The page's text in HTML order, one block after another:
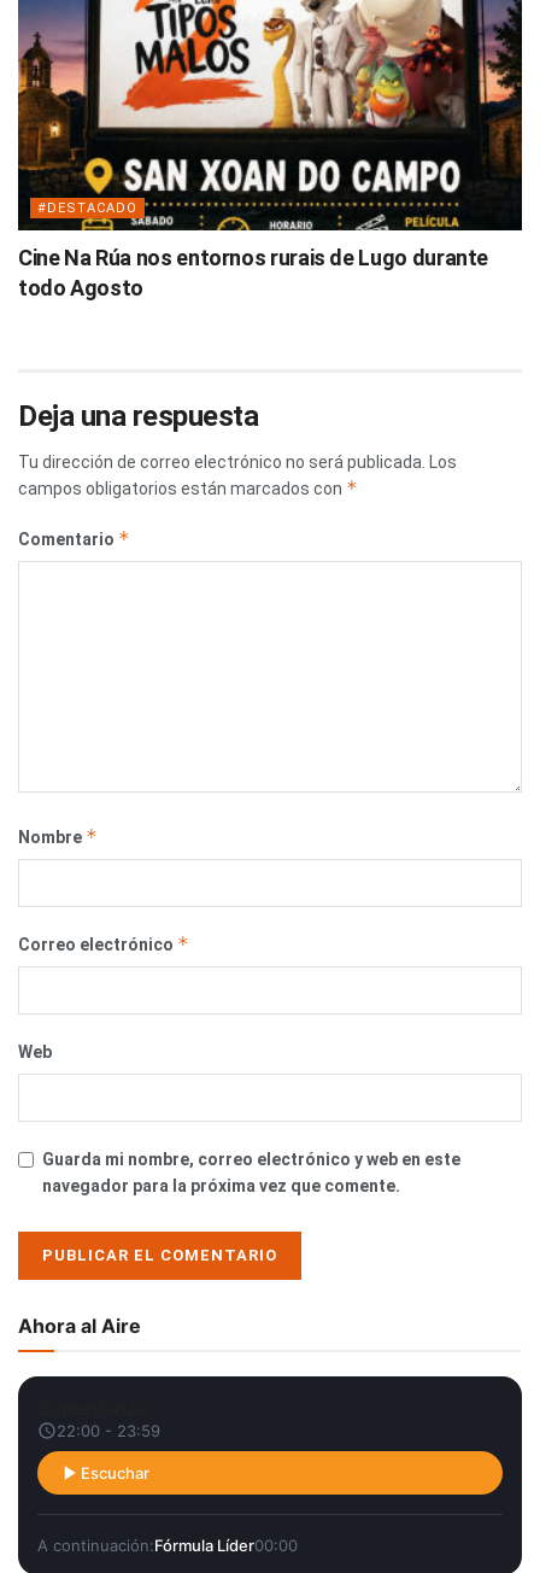
#DESTACADO
Cine Na Rúa nos entornos rurais de Lugo durante
todo Agosto
Deja una respuesta
Tu dirección de correo electrónico no será publicada.
Los
campos obligatorios están marcados con *
Comentario *
Nombre *
Correo electrónico *
Web
Guarda mi nombre, correo electrónico y web en este
navegador para la próxima vez que comente.
Ahora al Aire
22:00 - 23:59
Escuchar
A continuación:Fórmula Líder00:00